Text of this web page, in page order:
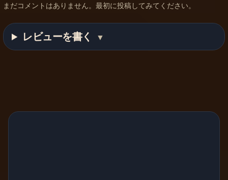
まだコメントはありません。最初に投稿してみてください。
レビューを書く ▼